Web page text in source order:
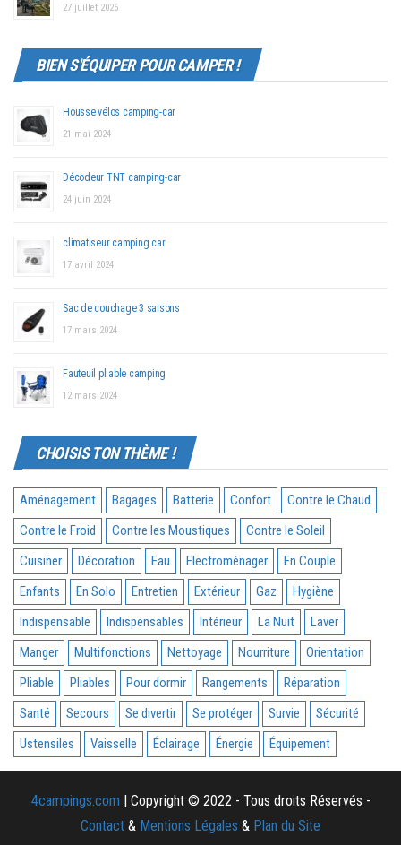
27 juillet 2026
BIEN S'ÉQUIPER POUR CAMPER !
Housse vélos camping-car
21 mai 2024
Décodeur TNT camping-car
24 juin 2024
climatiseur camping car
17 avril 2024
Sac de couchage 3 saisons
17 mars 2024
Fauteuil pliable camping
12 mars 2024
CHOISIS TON THÈME !
Aménagement Bagages Batterie Confort
Contre le Chaud
Contre le Froid
Contre les Moustiques
Contre le Soleil
Cuisiner
Décoration Eau Electroménager
En Couple
Enfants
En Solo Entretien Extérieur Gaz
Hygiène
Indispensable
Indispensables Intérieur La Nuit
Laver
Manger
Multifonctions Nettoyage Nourriture
Orientation
Pliable
Pliables Pour dormir Rangements
Réparation
Santé
Secours Se divertir Se protéger Survie
Sécurité
Ustensiles
Vaisselle Éclairage Énergie Équipement
4campings.com | Copyright © 2022 - Tous droits Réservés -
Contact & Mentions Légales & Plan du Site